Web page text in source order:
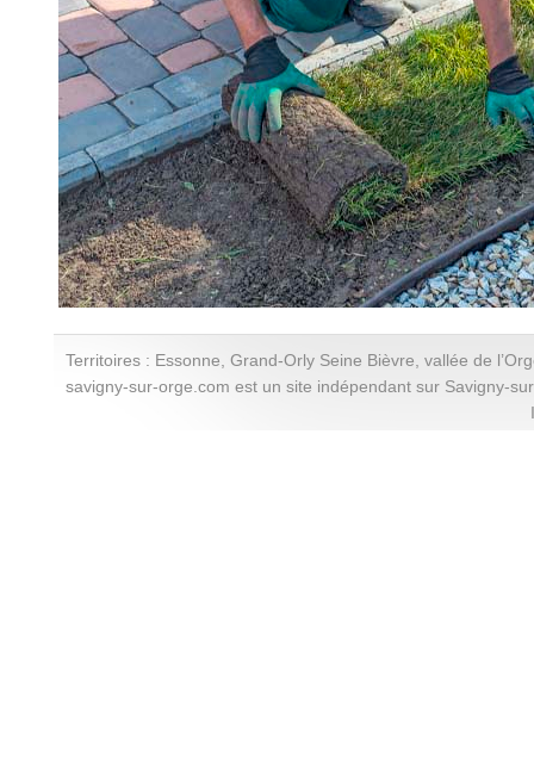
Territoires : Essonne, Grand-Orly Seine Bièvre, vallée de
savigny-sur-orge.com est un site indépendant sur Savigny-